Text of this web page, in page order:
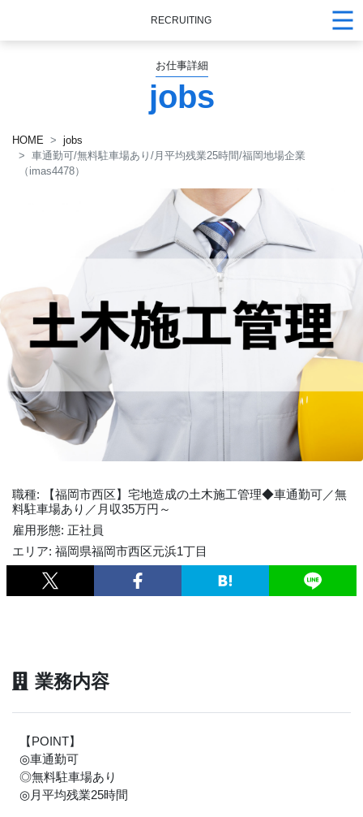
RECRUITING
お仕事詳細
jobs
HOME
jobs
車通勤可/無料駐車場あり/月平均残業25時間/福岡地場企業
（imas4478）
職種: 【福岡市西区】宅地造成の土木施工管理◆車通勤可／無
料駐車場あり／月収35万円～
雇用形態: 正社員
エリア: 福岡県福岡市西区元浜1丁目
業務内容
【POINT】
◎車通勤可
◎無料駐車場あり
◎月平均残業25時間